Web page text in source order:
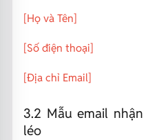
[Họ và Tên]
[Số điện thoại]
[Địa chỉ Email]
3.2 Mẫu email
léo